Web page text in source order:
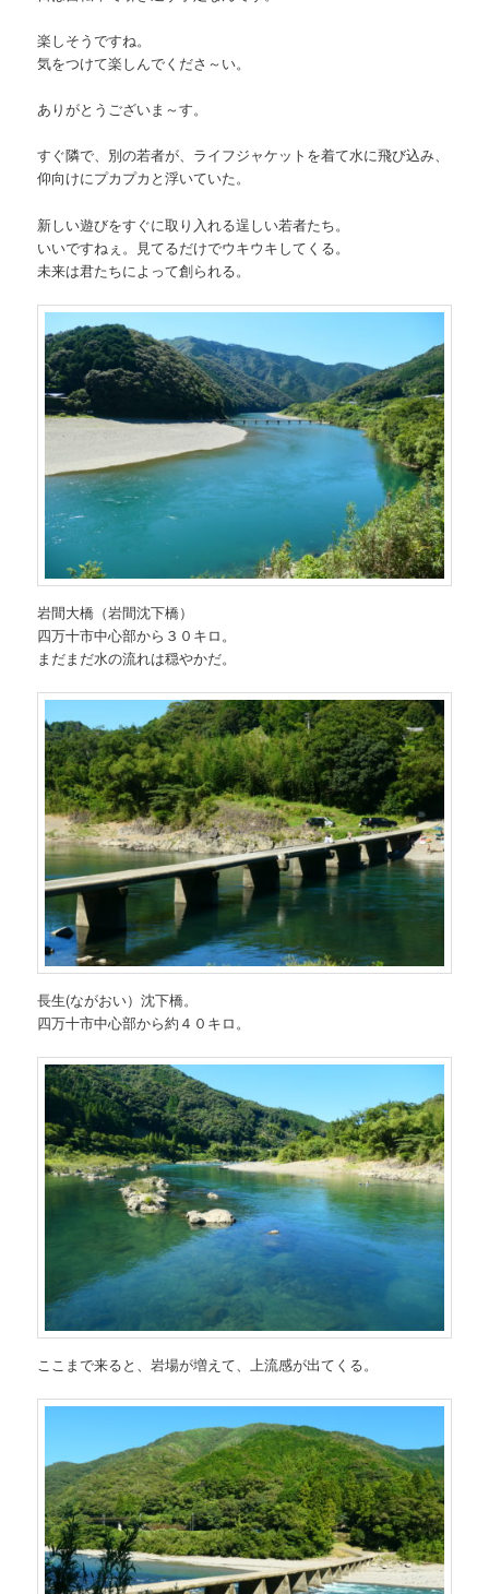
楽しそうですね。
気をつけて楽しんでくださ～い。
ありがとうございま～す。
すぐ隣で、別の若者が、ライフジャケットを着て水に飛び込み、
仰向けにプカプカと浮いていた。
新しい遊びをすぐに取り入れる逞しい若者たち。
いいですねぇ。見てるだけでウキウキしてくる。
未来は君たちによって創られる。
岩間大橋（岩間沈下橋）
四万十市中心部から３０キロ。
まだまだ水の流れは穏やかだ。
長生(ながおい）沈下橋。
四万十市中心部から約４０キロ。
ここまで来ると、岩場が増えて、上流感が出てくる。